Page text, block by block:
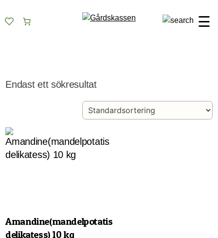
to
☰
Endast ett sökresultat
Amandine(mandelpotatis
delikatess) 10 kg